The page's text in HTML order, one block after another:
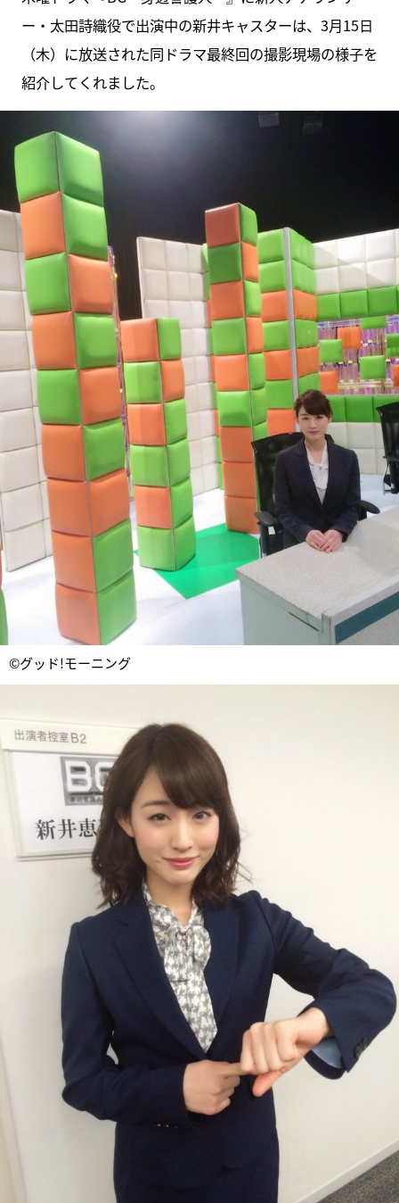
ー・太田詩織役で出演中の新井キャスターは、3月15日
（木）に放送された同ドラマ最終回の撮影現場の様子を
紹介してくれました。
©グッド!モーニング